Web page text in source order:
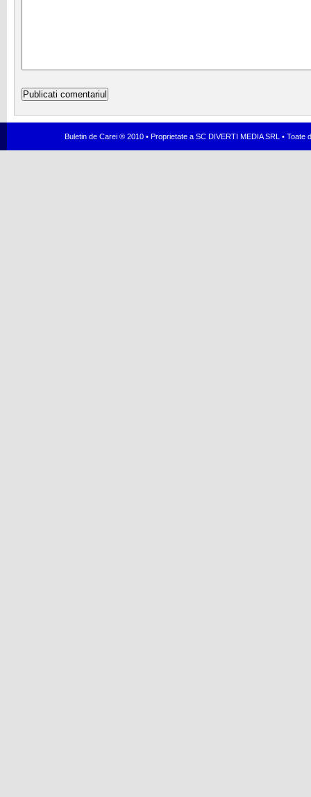
Buletin de Carei ® 2010 • Proprietate a SC DIVERTI MEDIA SRL •